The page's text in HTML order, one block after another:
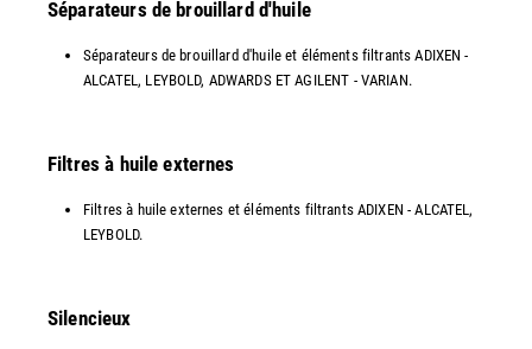
Séparateurs de brouillard d'huile
Séparateurs de brouillard d'huile et éléments filtrants ADIXEN -
ALCATEL, LEYBOLD, ADWARDS ET AGILENT - VARIAN.
Filtres à huile externes
Filtres à huile externes et éléments filtrants ADIXEN - ALCATEL,
LEYBOLD.
Silencieux